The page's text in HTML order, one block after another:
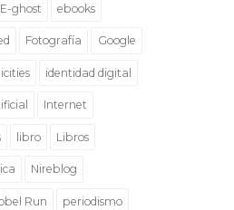
E-ghost ebooks
Fotografía Google
icities identidad digital
Internet
libro Libros
Nireblog
Run periodismo